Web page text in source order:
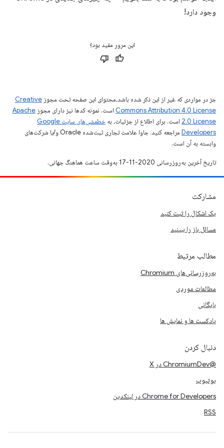
وجود دارد!
این مرور مفید بود؟
جز در مواردی که غیر از این ذکر شده باشد،‌محتوای این صفحه تحت مجوز Creative
Commons Attribution 4.0 License است. نمونه کدها نیز دارای مجوز Apache
2.0 License است. برای اطلاع از جزئیات، به
خطمشی‌های سایت Google
Developers‏
مراجعه کنید. جاوا علامت تجاری ثبت‌شده Oracle و/یا شرکت‌های
وابسته به آن است.
تاریخ آخرین به‌روزرسانی 2020-11-17 به‌وقت ساعت هماهنگ جهانی.
مشارکت
یک اشکال را ثبت کنید
مسائل باز را ببینید
مطالب مرتبط
به‌روزرسانی‌های Chromium
مطالعات موردی
بایگانی
پادکست ها و نمایش ها
دنبال کردن
@ChromiumDev در X
یوتیوب
Chrome for Developers در لینکدین
RSS